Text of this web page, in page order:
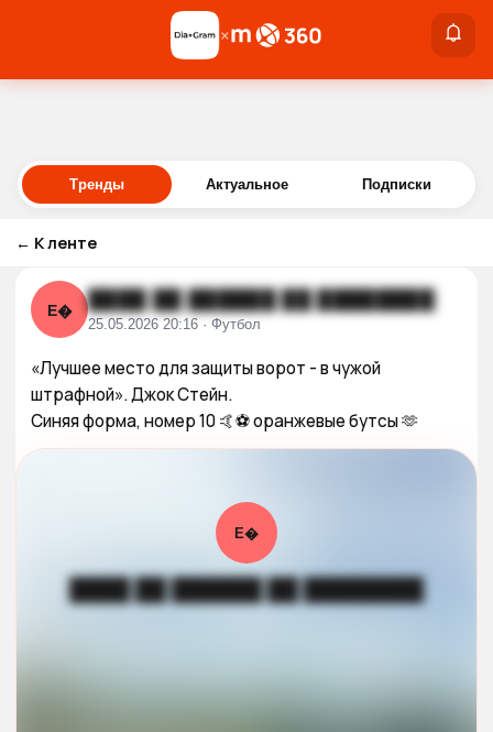
Войти
×
Тренды Актуальное Подписки
← К ленте
Е�
████ ██ ██████ ██ ████████
25.05.2026 20:16 · Футбол
«Лучшее место для защиты ворот - в чужой
штрафной». Джок Стейн.
Синяя форма, номер 10 🤙⚽️ оранжевые бутсы 🫶
Е�
████ ██ ██████ ██ ████████